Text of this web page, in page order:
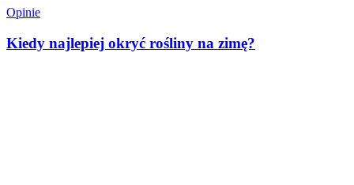
Opinie
Kiedy najlepiej okryć rośliny na zimę?